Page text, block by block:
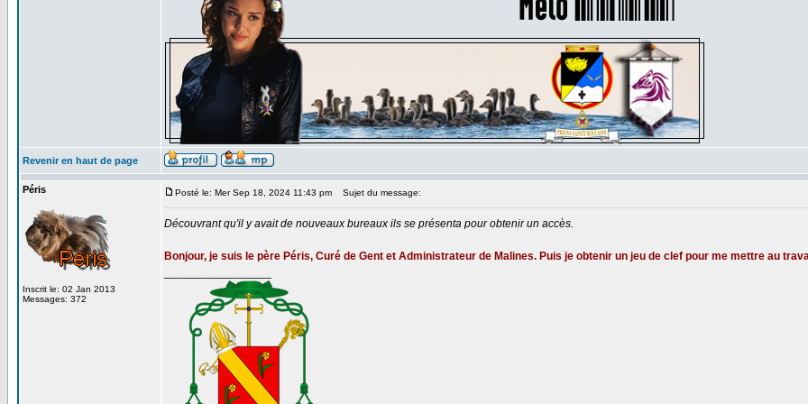
Revenir en haut de page
Péris
Inscrit le: 02 Jan 2013
Messages: 372
Posté le: Mer Sep 18, 2024 11:43 pm Sujet du message:
Découvrant qu'il y avait de nouveaux bureaux ils se présenta pour obtenir un accès.
Bonjour, je suis le père Péris, Curé de Gent et Administrateur de Malines. Puis je obtenir un jeu de clef pour me mettre au